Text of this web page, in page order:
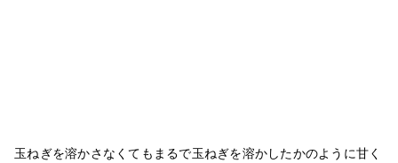
玉ねぎを溶かさなくてもまるで玉ねぎを溶かしたかのように甘く